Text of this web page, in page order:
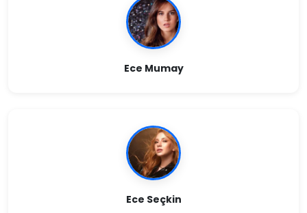
Ece Mumay
Ece Seçkin